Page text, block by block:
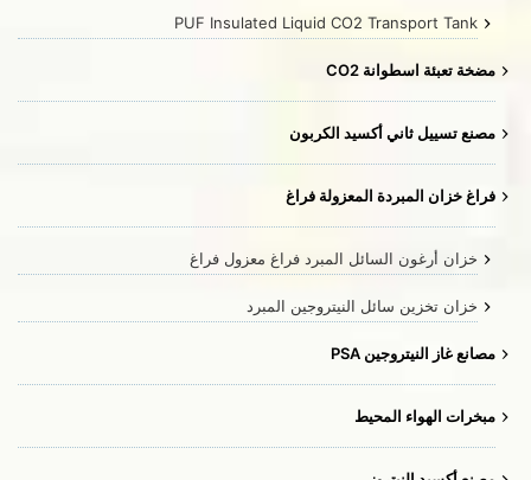
PUF Insulated Liquid CO2 Transport Tank
مضخة تعبئة اسطوانة CO2
مصنع تسييل ثاني أكسيد الكربون
فراغ خزان المبردة المعزولة فراغ
خزان أرغون السائل المبرد فراغ معزول فراغ
خزان تخزين سائل النيتروجين المبرد
مصانع غاز النيتروجين PSA
مبخرات الهواء المحيط